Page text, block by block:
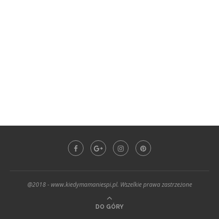
@2018 - www.kiedymamaniespi.pl. Wszelkie prawa zastrzeżone
DO GÓRY